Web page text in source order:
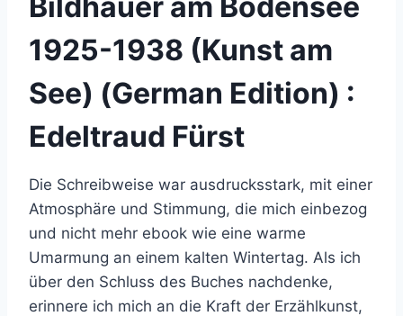
1925-1938 (Kunst am
See) (German Edition) :
Edeltraud Fürst
Die Schreibweise war ausdrucksstark, mit einer
Atmosphäre und Stimmung, die mich einbezog
und nicht mehr ebook wie eine warme
Umarmung an einem kalten Wintertag. Als ich
über den Schluss des Buches nachdenke,
erinnere ich mich an die Kraft der Erzählkunst,